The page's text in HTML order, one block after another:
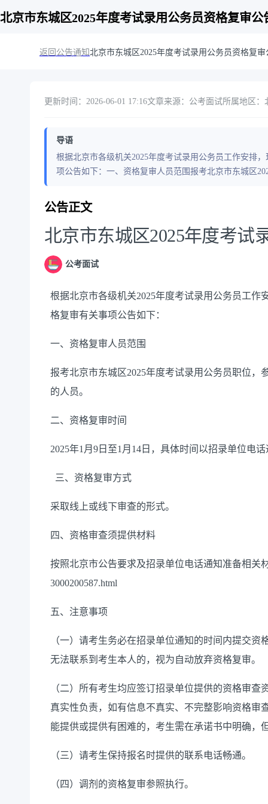
北京市东城区2025年度考试录用公务员资格复审公
返回公告通知北京市东城区2025年度考试录用公务员资格复审
更新时间：2026-06-01 17:16文章来源：公考面试所属地区：
导语
根据北京市各级机关2025年度考试录用公务员工作安排
项公告如下：一、资格复审人员范围报考北京市东城区
公告正文
北京市东城区2025年度考试
公考面试
根据北京市各级机关2025年度考试录用公务员工作
格复审有关事项公告如下：
一、资格复审人员范围
报考北京市东城区2025年度考试录用公务员职位，
的人员。
二、资格复审时间
2025年1 月 9 日至1 月 14 日，具体时间以招录单位电
三、 资格复审方式
采取线上或线下审查的形式。
四、资格审查须提供材料
按照北京市公告要求及招录单位电话通知准备相关
3000200587.html
五、 注意事项
（一）请考生务必在招录单位通知的时间内提交资
无法联系到 考生本人的，视为自动放弃资格复审。
（二） 所有考生均应签订招录单位提供的资格审查
真实性负责，如有信息不真实、不完整影响资格审
能提供或提供有困难的，考生需在承诺书中明确，
（三） 请考生保持报名时提供的联系电话畅通。
（四）调剂 的资格复审参照执行。